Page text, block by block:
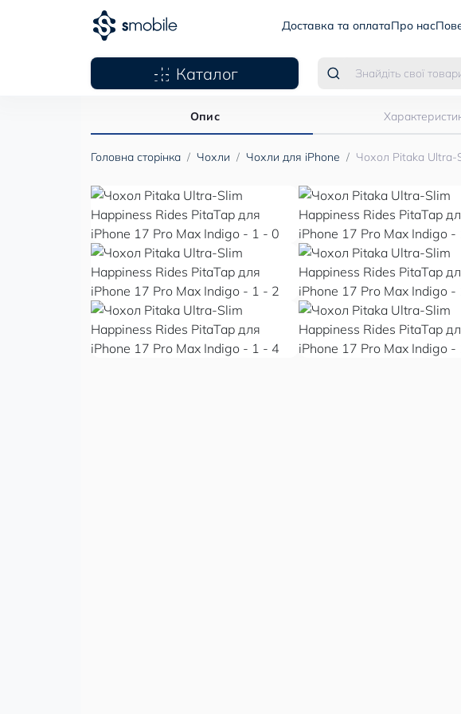
Доставка та оплатаПро нас
Каталог
Головна сторінка Чохли Чохли для iPhone Чохол Pitaka Ultra-
Опис